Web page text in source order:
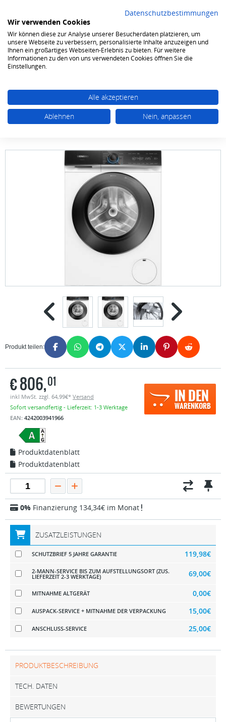
0
Waschen & Trocknen Waschmaschinen Frontlader
Siemens WG 44 B 2070 IQ 700 9 kg 1400 Touren
Produkt teilen:
IN DEN
WARENKORB
€806,01
inkl MwSt. zzgl. 64,99€* Versand
Sofort versandfertig - Lieferzeit: 1-3 Werktage
EAN: 4242003941966
Produktdatenblatt
Produktdatenblatt
0% Finanzierung 134,34€ im Monat
ZUSATZLEISTUNGEN
SCHUTZBRIEF 5 JAHRE GARANTIE 119,98€
2-MANN-SERVICE BIS ZUM AUFSTELLUNGSORT (ZUS.
LIEFERZEIT 2-3 WERKTAGE) 69,00€
MITNAHME ALTGERÄT 0,00€
AUSPACK-SERVICE + MITNAHME DER VERPACKUNG 15,00€
ANSCHLUSS-SERVICE 25,00€
PRODUKTBESCHREIBUNG
TECH. DATEN
BEWERTUNGEN
Datenschutzbestimmungen
Wir verwenden Cookies
Wir können diese zur Analyse unserer Besucherdaten platzieren, um
unsere Webseite zu verbessern, personalisierte Inhalte anzuzeigen und
Ihnen ein großartiges Webseiten-Erlebnis zu bieten. Für weitere
Informationen zu den von uns verwendeten Cookies öffnen Sie die
Einstellungen.
Alle akzeptieren
Ablehnen
Nein, anpassen